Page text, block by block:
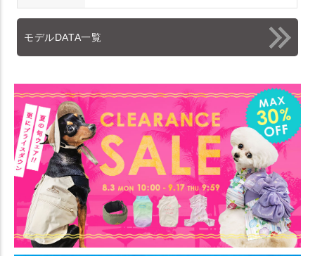
モデルDATA一覧